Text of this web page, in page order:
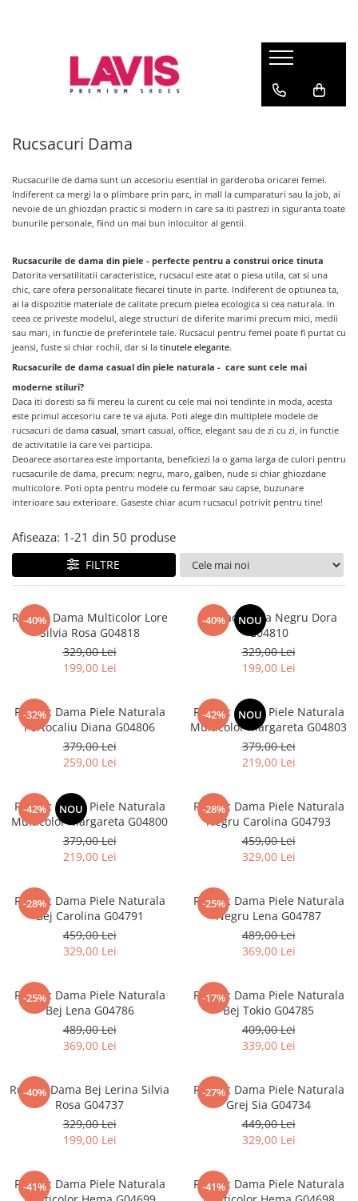
Pantofi cu toc din piele
Balerini dama
Ghete dama piele
Cizme dama piele
Pantofi barbati piele
Mocasini barbati din piele
Curele barbati din piele naturala
Curele dama din piele naturala
Bit Bontimes
Denis
Epica
Guban
Otter
Prego
Rucsacuri Dama
Rucsacurile de dama sunt un accesoriu esential in garderoba oricarei femei.
Indiferent ca mergi la o plimbare prin parc, in mall la cumparaturi sau la job, ai
nevoie de un ghiozdan practic si modern in care sa iti pastrezi in siguranta toate
bunurile personale, fiind un mai bun inlocuitor al gentii.
Rucsacurile de dama din piele - perfecte pentru a construi orice tinuta
Datorita versatilitatii caracteristice, rucsacul este atat o piesa utila, cat si una
chic, care ofera personalitate fiecarei tinute in parte. Indiferent de optiunea ta,
ai la dispozitie materiale de calitate precum pielea ecologica si cea naturala. In
ceea ce priveste modelul, alege structuri de diferite marimi precum mici, medii
sau mari, in functie de preferintele tale. Rucsacul pentru femei poate fi purtat cu
jeansi, fuste si chiar rochii, dar si la tinutele elegante.
Rucsacurile de dama casual din piele naturala - care sunt cele mai
moderne stiluri?
Daca iti doresti sa fii mereu la curent cu cele mai noi tendinte in moda, acesta
este primul accesoriu care te va ajuta. Poti alege din multiplele modele de
rucsacuri de dama casual, smart casual, office, elegant sau de zi cu zi, in functie
de activitatile la care vei participa.
Deoarece asortarea este importanta, beneficiezi la o gama larga de culori pentru
rucsacurile de dama, precum: negru, maro, galben, nude si chiar ghiozdane
multicolore. Poti opta pentru modele cu fermoar sau capse, buzunare
interioare sau exterioare. Gaseste chiar acum rucsacul potrivit pentru tine!
Afiseaza: 1-21 din 50 produse
FILTRE
-40%
Rucsac Dama Multicolor Lore
Silvia Rosa G04818
329,00 Lei
199,00 Lei
-40% NOU
Rucsac Dama Negru Dora
G04810
329,00 Lei
199,00 Lei
-32%
Rucsac Dama Piele Naturala
Portocaliu Diana G04806
379,00 Lei
259,00 Lei
-42% NOU
Rucsac Dama Piele Naturala
Multicolor Margareta G04803
379,00 Lei
219,00 Lei
-42% NOU
Rucsac Dama Piele Naturala
Multicolor Margareta G04800
379,00 Lei
219,00 Lei
-28%
Rucsac Dama Piele Naturala
Negru Carolina G04793
459,00 Lei
329,00 Lei
-28%
Rucsac Dama Piele Naturala
Bej Carolina G04791
459,00 Lei
329,00 Lei
-25%
Rucsac Dama Piele Naturala
Negru Lena G04787
489,00 Lei
369,00 Lei
-25%
Rucsac Dama Piele Naturala
Bej Lena G04786
489,00 Lei
369,00 Lei
-17%
Rucsac Dama Piele Naturala
Bej Tokio G04785
409,00 Lei
339,00 Lei
-40%
Rucsac Dama Bej Lerina Silvia
Rosa G04737
329,00 Lei
199,00 Lei
-27%
Rucsac Dama Piele Naturala
Grej Sia G04734
449,00 Lei
329,00 Lei
-41%
Rucsac Dama Piele Naturala
-41%
Rucsac Dama Piele Naturala